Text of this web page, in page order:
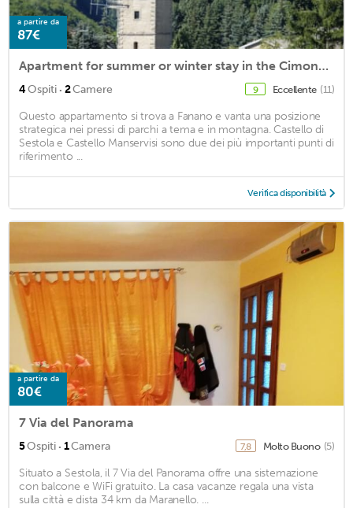
a partire da
87€
Apartment for summer or winter stay in the Cimone district
4Ospiti · 2Camere 9 Eccellente (11)
Questo appartamento si trova a Fanano e vanta una posizione
strategica nei pressi di parchi a tema e in montagna. Castello di
Sestola e Castello Manservisi sono due dei più importanti punti di
riferimento ...
Verifica disponibilità
a partire da
80€
7 Via del Panorama
5Ospiti · 1Camera 7,8 Molto Buono (5)
Situato a Sestola, il 7 Via del Panorama offre una sistemazione
con balcone e WiFi gratuito. La casa vacanze regala una vista
sulla città e dista 34 km da Maranello. ...